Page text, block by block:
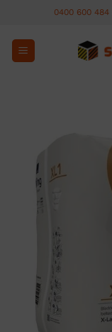
content
0400 600 484